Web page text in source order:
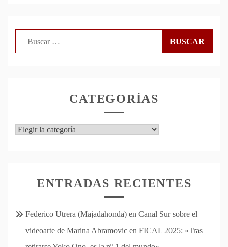
CATEGORÍAS
Categorías
ENTRADAS RECIENTES
Federico Utrera (Majadahonda) en Canal Sur sobre el
videoarte de Marina Abramovic en FICAL 2025: «Tras